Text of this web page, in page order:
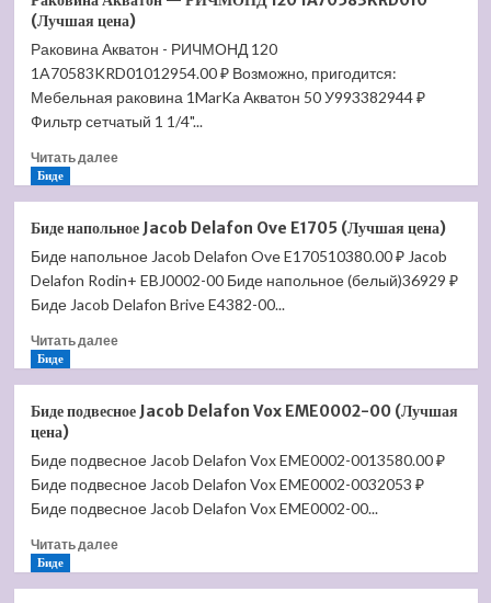
Villeroy
&
Boch
Loop
&
Friends
6163
(Лучшая
цена)
(Лучшая цена)
Раковина Акватон - РИЧМОНД 120
1A70583KRD01012954.00 ₽ Возможно, пригодится:
Мебельная раковина 1MarKa Акватон 50 У993382944 ₽
Фильтр сетчатый 1 1/4"...
Читать далееПрочитать
Акватон
—
РИЧМОНД
120
(Лучшая
Биде
Биде напольное Jacob Delafon Ove E1705 (Лучшая цена)
Биде напольное Jacob Delafon Ove E170510380.00 ₽ Jacob
Delafon Rodin+ EBJ0002-00 Биде напольное (белый)36929 ₽
Биде Jacob Delafon Brive E4382-00...
Читать далееПрочитать
напольное
Delafon
Ove
E1705
цена)
Биде
Биде подвесное Jacob Delafon Vox EME0002-00 (Лучшая
цена)
Биде подвесное Jacob Delafon Vox EME0002-0013580.00 ₽
Биде подвесное Jacob Delafon Vox EME0002-0032053 ₽
Биде подвесное Jacob Delafon Vox EME0002-00...
Читать далееПрочитать
Биде